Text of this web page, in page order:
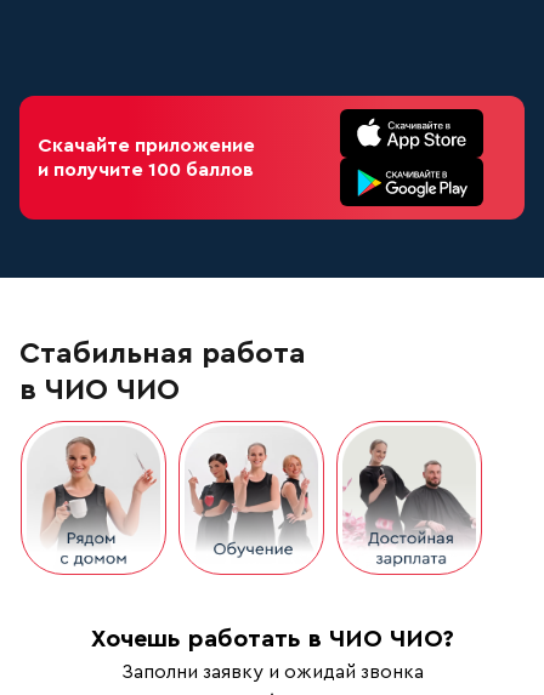
Скачайте приложение
и получите 100 баллов
Иконка App Store
Иконка Google Play
Стабильная работа
в ЧИО ЧИО
Хочешь работать в ЧИО ЧИО?
Заполни заявку и ожидай звонка